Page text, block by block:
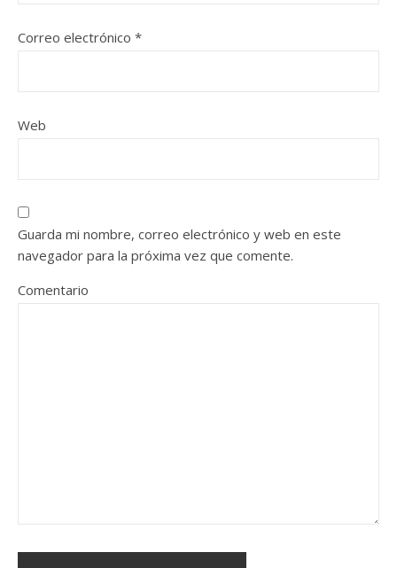
Correo electrónico *
Web
Guarda mi nombre, correo electrónico y web en este
navegador para la próxima vez que comente.
Comentario